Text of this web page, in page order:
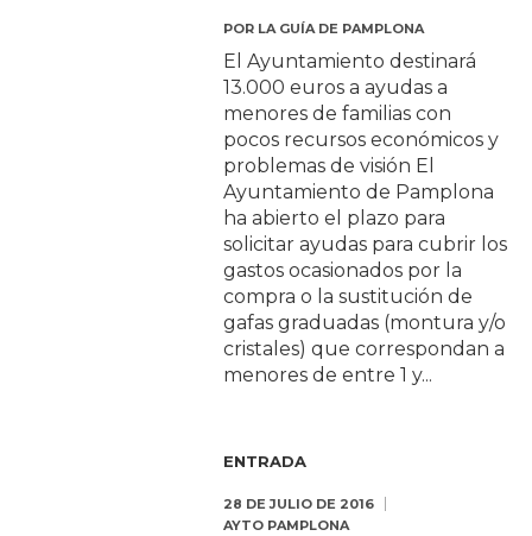
POR LA GUÍA DE PAMPLONA
El Ayuntamiento destinará
13.000 euros a ayudas a
menores de familias con
pocos recursos económicos y
problemas de visión El
Ayuntamiento de Pamplona
ha abierto el plazo para
solicitar ayudas para cubrir los
gastos ocasionados por la
compra o la sustitución de
gafas graduadas (montura y/o
cristales) que correspondan a
menores de entre 1 y...
ENTRADA
28 DE JULIO DE 2016
AYTO PAMPLONA